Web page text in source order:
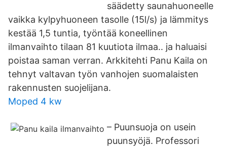
säädetty saunahuoneelle
vaikka kylpyhuoneen tasolle (15l/s) ja lämmitys
kestää 1,5 tuntia, työntää koneellinen
ilmanvaihto tilaan 81 kuutiota ilmaa.. ja haluaisi
poistaa saman verran. Arkkitehti Panu Kaila on
tehnyt valtavan työn vanhojen suomalaisten
rakennusten suojelijana.
Moped 4 kw
– Puunsuoja on usein
puunsyöjä. Professori